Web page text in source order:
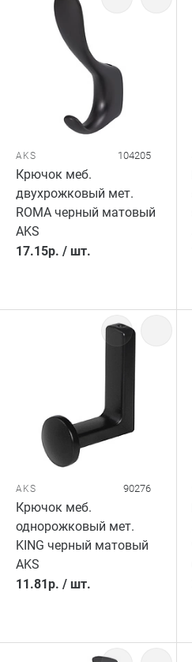
AKS 104205
Крючок меб.
двухрожковый мет.
ROMA черный матовый
AKS
17.15р. / шт.
AKS 90276
Крючок меб.
однорожковый мет.
KING черный матовый
AKS
11.81р. / шт.